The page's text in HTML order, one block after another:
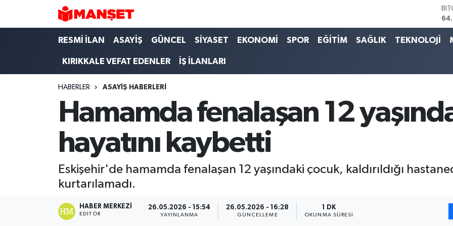
RESMİ İLAN ASAYİŞ GÜNCEL SİYASET EKONOMİ SPOR EĞİTİM SAĞLIK TEKNOLOJİ
KIRIKKALE VEFAT EDENLER İŞ İLANLARI
HABERLER ASAYİŞ HABERLERİ
Hamamda fenalaşan 12
hayatını kaybetti
Eskişehir'de hamamda fenalaşan 12 yaşındaki çocuk, kaldırıldığı
kurtarılamadı.
HABER MERKEZI
EDITÖR
26.05.2026 - 15:54
YAYINLANMA
26.05.2026 - 16:28
GÜNCELLEME
1 DK
OKUNMA SÜRESI
Hava Durumu
Trafik Durumu
Süper Lig Puan Durumu ve Fikstür
Tüm Manşetler
Son Dakika Haberleri
Haber Arşivi